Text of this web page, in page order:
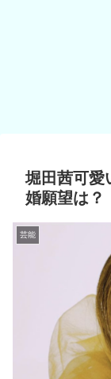
堀田茜可愛
婚願望は？
芸能